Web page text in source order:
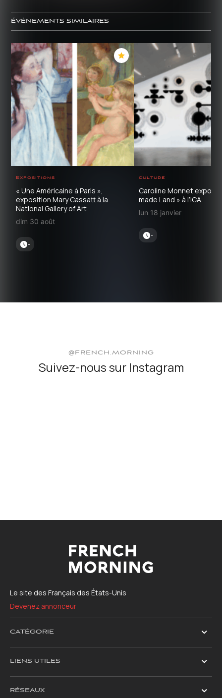
ÉVÈNEMENTS SIMILAIRES
Expositions
« Une Américaine à Paris »,
exposition Mary Cassatt à la
National Gallery of Art
dim 30 août
-
culture
Caroline Monnet expose
made Land » à l’ICA
lun 18 janvier
-
@FRENCH.MORNING
Suivez-nous sur Instagram
Le site des Français des États-Unis
Devenez annonceur
CATÉGORIE
LIENS UTILES
RÉSEAUX